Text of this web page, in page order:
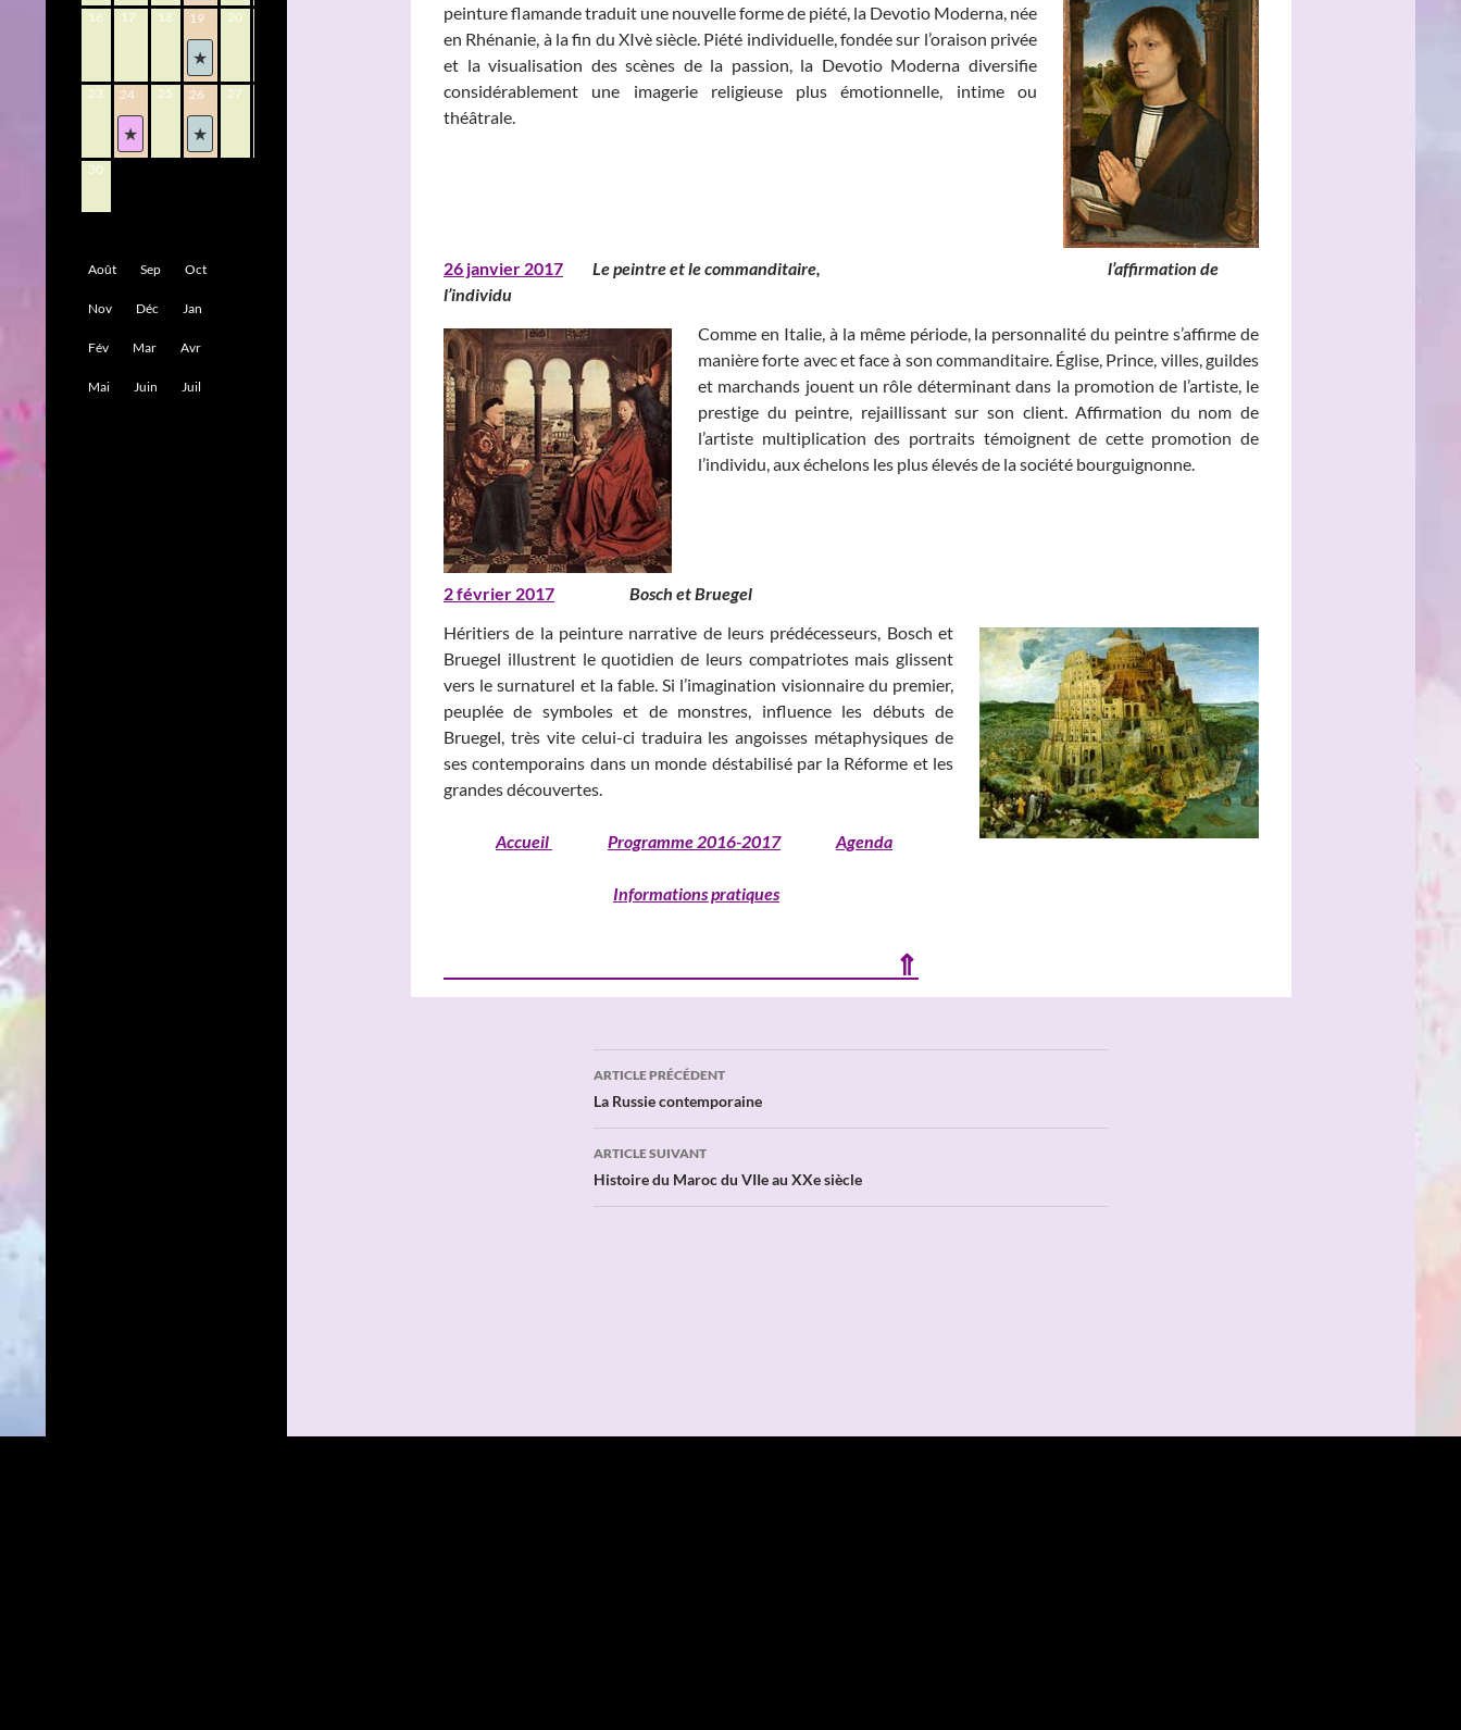
peinture flamande traduit une nouvelle forme de piété, la Devotio Moderna, née
en Rhénanie, à la fin du XIvè siècle. Piété individuelle, fondée sur l’oraison privée
et la visualisation des scènes de la passion, la Devotio Moderna diversifie
considérablement une imagerie religieuse plus émotionnelle, intime ou
théâtrale.
26 janvier 2017
Le peintre et le commanditaire, l’affirmation de
l’individu
Comme en Italie, à la même période, la personnalité du peintre s’affirme de
manière forte avec et face à son commanditaire. Église, Prince, villes, guildes
et marchands jouent un rôle déterminant dans la promotion de l’artiste, le
prestige du peintre, rejaillissant sur son client. Affirmation du nom de
l’artiste multiplication des portraits témoignent de cette promotion de
l’individu, aux échelons les plus élevés de la société bourguignonne.
2 février 2017
Bosch et Bruegel
Héritiers de la peinture narrative de leurs prédécesseurs, Bosch et
Bruegel illustrent le quotidien de leurs compatriotes mais glissent
vers le surnaturel et la fable. Si l’imagination visionnaire du premier,
peuplée de symboles et de monstres, influence les débuts de
Bruegel, très vite celui-ci traduira les angoisses métaphysiques de
ses contemporains dans un monde déstabilisé par la Réforme et les
grandes découvertes.
Accueil Programme 2016-2017 Agenda
Informations pratiques
⇑
Navigation
des
articles
ARTICLE PRÉCÉDENT
La Russie contemporaine
ARTICLE SUIVANT
Histoire du Maroc du VIIe au XXe siècle
16 17 18 19 20
23 24 25 26 27
30
Août Sep Oct
Nov Déc Jan
Fév Mar Avr
Mai Juin Juil